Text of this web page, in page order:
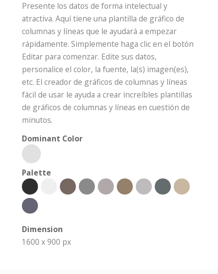
Presente los datos de forma intelectual y
atractiva. Aquí tiene una plantilla de gráfico de
columnas y líneas que le ayudará a empezar
rápidamente. Simplemente haga clic en el botón
Editar para comenzar. Edite sus datos,
personalice el color, la fuente, la(s) imagen(es),
etc. El creador de gráficos de columnas y líneas
fácil de usar le ayuda a crear increíbles plantillas
de gráficos de columnas y líneas en cuestión de
minutos.
Dominant Color
Palette
Dimension
1600 x 900 px